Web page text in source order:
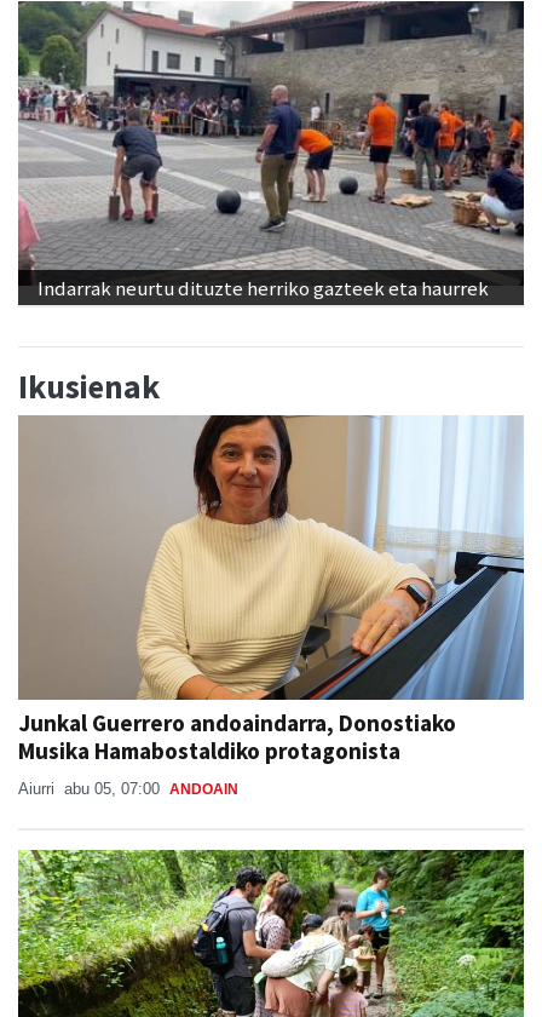
Indarrak neurtu dituzte herriko gazteek eta haurrek
Ikusienak
Junkal Guerrero andoaindarra, Donostiako
Musika Hamabostaldiko protagonista
Aiurri abu 05, 07:00 ANDOAIN